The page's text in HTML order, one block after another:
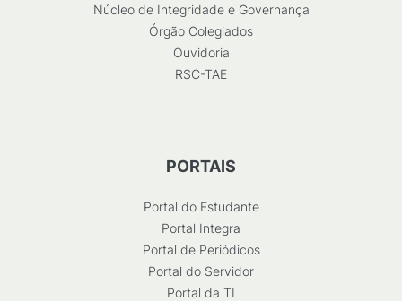
Núcleo de Integridade e Governança
Órgão Colegiados
Ouvidoria
RSC-TAE
PORTAIS
Portal do Estudante
Portal Integra
Portal de Periódicos
Portal do Servidor
Portal da TI